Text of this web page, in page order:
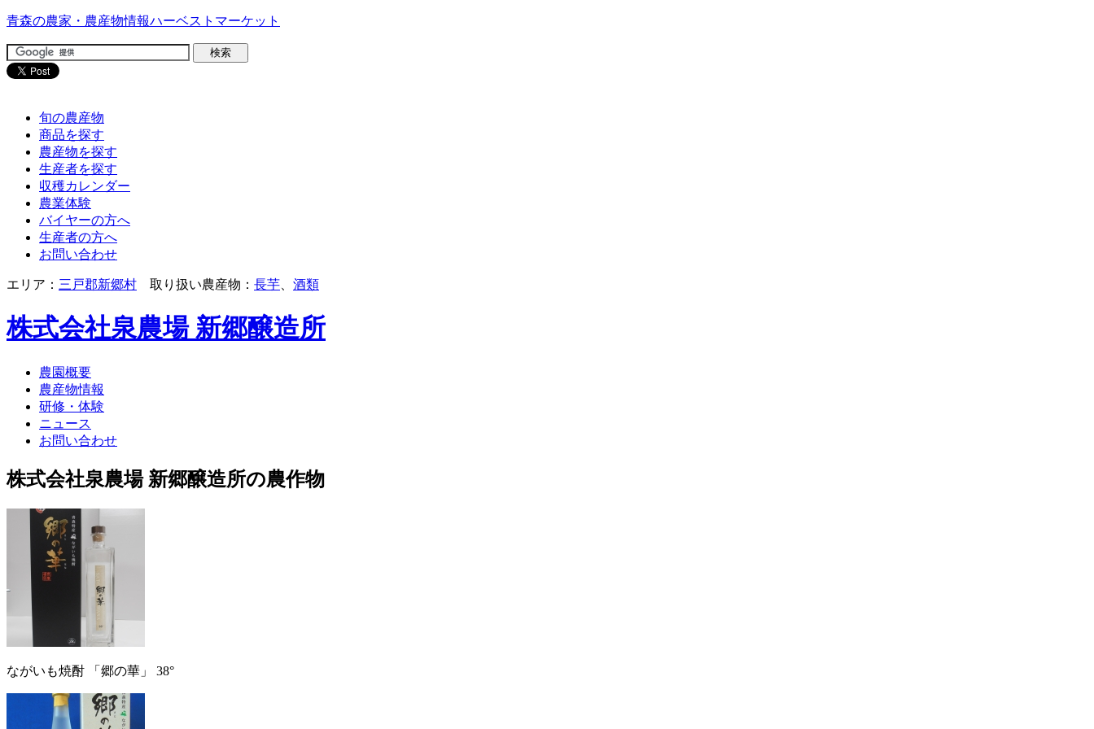
青森の農家・農産物情報ハーベストマーケット
旬の農産物
商品を探す
農産物を探す
生産者を探す
収穫カレンダー
農業体験
バイヤーの方へ
生産者の方へ
お問い合わせ
エリア： 三戸郡新郷村 取り扱い農産物： 長芋 酒類
株式会社泉農場 新郷醸造所
農園概要
農産物情報
研修・体験
ニュース
お問い合わせ
株式会社泉農場 新郷醸造所の農作物
ながいも焼酎 「郷の華」 38°